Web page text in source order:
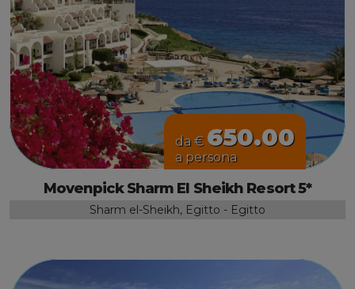
da € 650.00
a persona
Movenpick Sharm El Sheikh Resort 5*
Sharm el-Sheikh, Egitto - Egitto